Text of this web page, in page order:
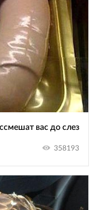
вас до слез
358193